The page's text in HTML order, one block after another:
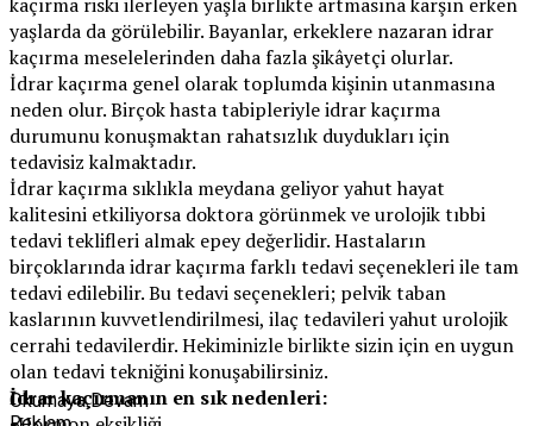
yaşlarda da görülebilir. Bayanlar, erkeklere nazaran idrar
kaçırma meselelerinden daha fazla şikâyetçi olurlar.
İdrar kaçırma genel olarak toplumda kişinin utanmasına
neden olur. Birçok hasta tabipleriyle idrar kaçırma
durumunu konuşmaktan rahatsızlık duydukları için
tedavisiz kalmaktadır.
İdrar kaçırma sıklıkla meydana geliyor yahut hayat
kalitesini etkiliyorsa doktora görünmek ve urolojik tıbbi
tedavi teklifleri almak epey değerlidir. Hastaların
birçoklarında idrar kaçırma farklı tedavi seçenekleri ile tam
tedavi edilebilir. Bu tedavi seçenekleri; pelvik taban
kaslarının kuvvetlendirilmesi, ilaç tedavileri yahut urolojik
cerrahi tedavilerdir. Hekiminizle birlikte sizin için en uygun
olan tedavi tekniğini konuşabilirsiniz.
İdrar kaçırmanın en sık nedenleri:
Okumaya Devam